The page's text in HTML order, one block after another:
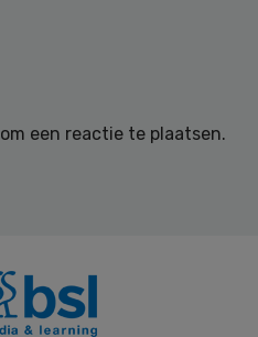
om een reactie te plaatsen.